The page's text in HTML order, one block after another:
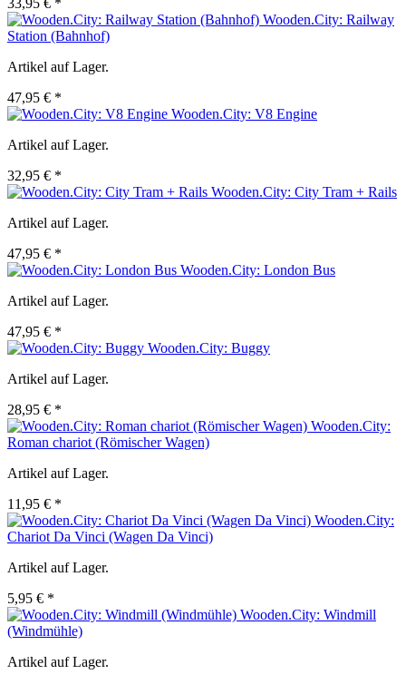
33,95 € *
Wooden.City: Railway
Station (Bahnhof)
Artikel auf Lager.
47,95 € *
Wooden.City: V8 Engine
Artikel auf Lager.
32,95 € *
Wooden.City: City Tram + Rails
Artikel auf Lager.
47,95 € *
Wooden.City: London Bus
Artikel auf Lager.
47,95 € *
Wooden.City: Buggy
Artikel auf Lager.
28,95 € *
Wooden.City:
Roman chariot (Römischer Wagen)
Artikel auf Lager.
11,95 € *
Wooden.City:
Chariot Da Vinci (Wagen Da Vinci)
Artikel auf Lager.
5,95 € *
Wooden.City: Windmill
(Windmühle)
Artikel auf Lager.